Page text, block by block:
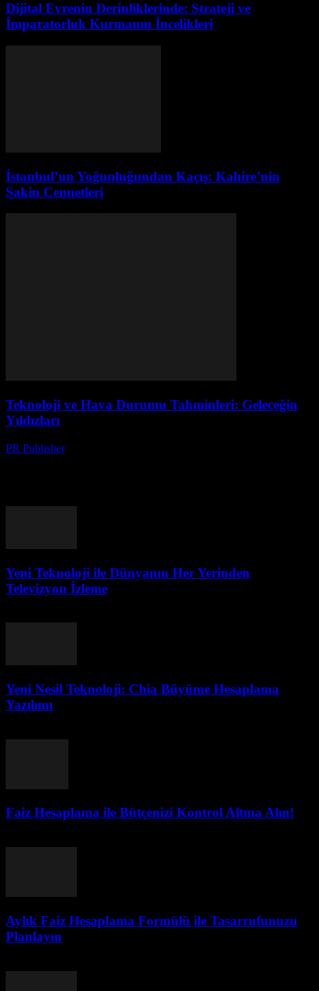
Dijital Evrenin Derinliklerinde: Strateji ve
İmparatorluk Kurmanın İncelikleri
İstanbul’un Yoğunluğundan Kaçış: Kahire’nin
Sakin Cennetleri
Teknoloji ve Hava Durumu Tahminleri: Geleceğin
Yıldızları
PR Publisher-
Yeni Teknoloji ile Dünyanın Her Yerinden
Televizyon İzleme
Yeni Nesil Teknoloji: Chia Büyüme Hesaplama
Yazılımı
Faiz Hesaplama ile Bütçenizi Kontrol Altına Alın!
Aylık Faiz Hesaplama Formülü ile Tasarrufunuzu
Planlayın